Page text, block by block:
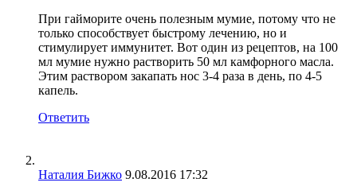
При гайморите очень полезным мумие, потому что не
только способствует быстрому лечению, но и
стимулирует иммунитет. Вот один из рецептов, на 100
мл мумие нужно растворить 50 мл камфорного масла.
Этим раствором закапать нос 3-4 раза в день, по 4-5
капель.
Ответить
Наталия Бижко 9.08.2016 17:32